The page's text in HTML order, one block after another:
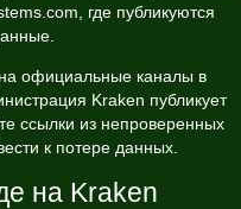
, где публикуются
официальные каналы в
Kraken публикует
ссылки из непроверенных
к потере данных.
на Kraken